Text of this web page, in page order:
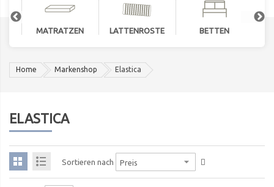
MATRATZEN LATTENROSTE BETTEN
Home Markenshop Elastica
ELASTICA
Sortieren nach